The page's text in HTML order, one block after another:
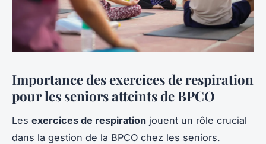
Importance des exercices de respiration
pour les seniors atteints de BPCO
Les exercices de respiration jouent un rôle crucial
dans la gestion de la BPCO chez les seniors.